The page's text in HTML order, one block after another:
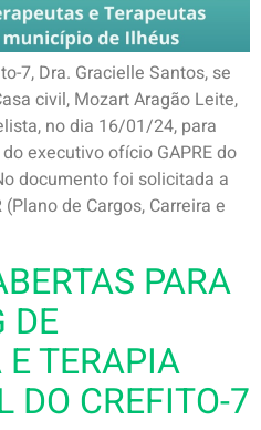
7, Dra. Gracielle Santos, se
civil, Mozart Aragão Leite,
no dia 16/01/24, para
executivo ofício GAPRE do
documento foi solicitada a
de Cargos, Carreira e
PARA
DE
TERAPIA
DO CREFITO-7